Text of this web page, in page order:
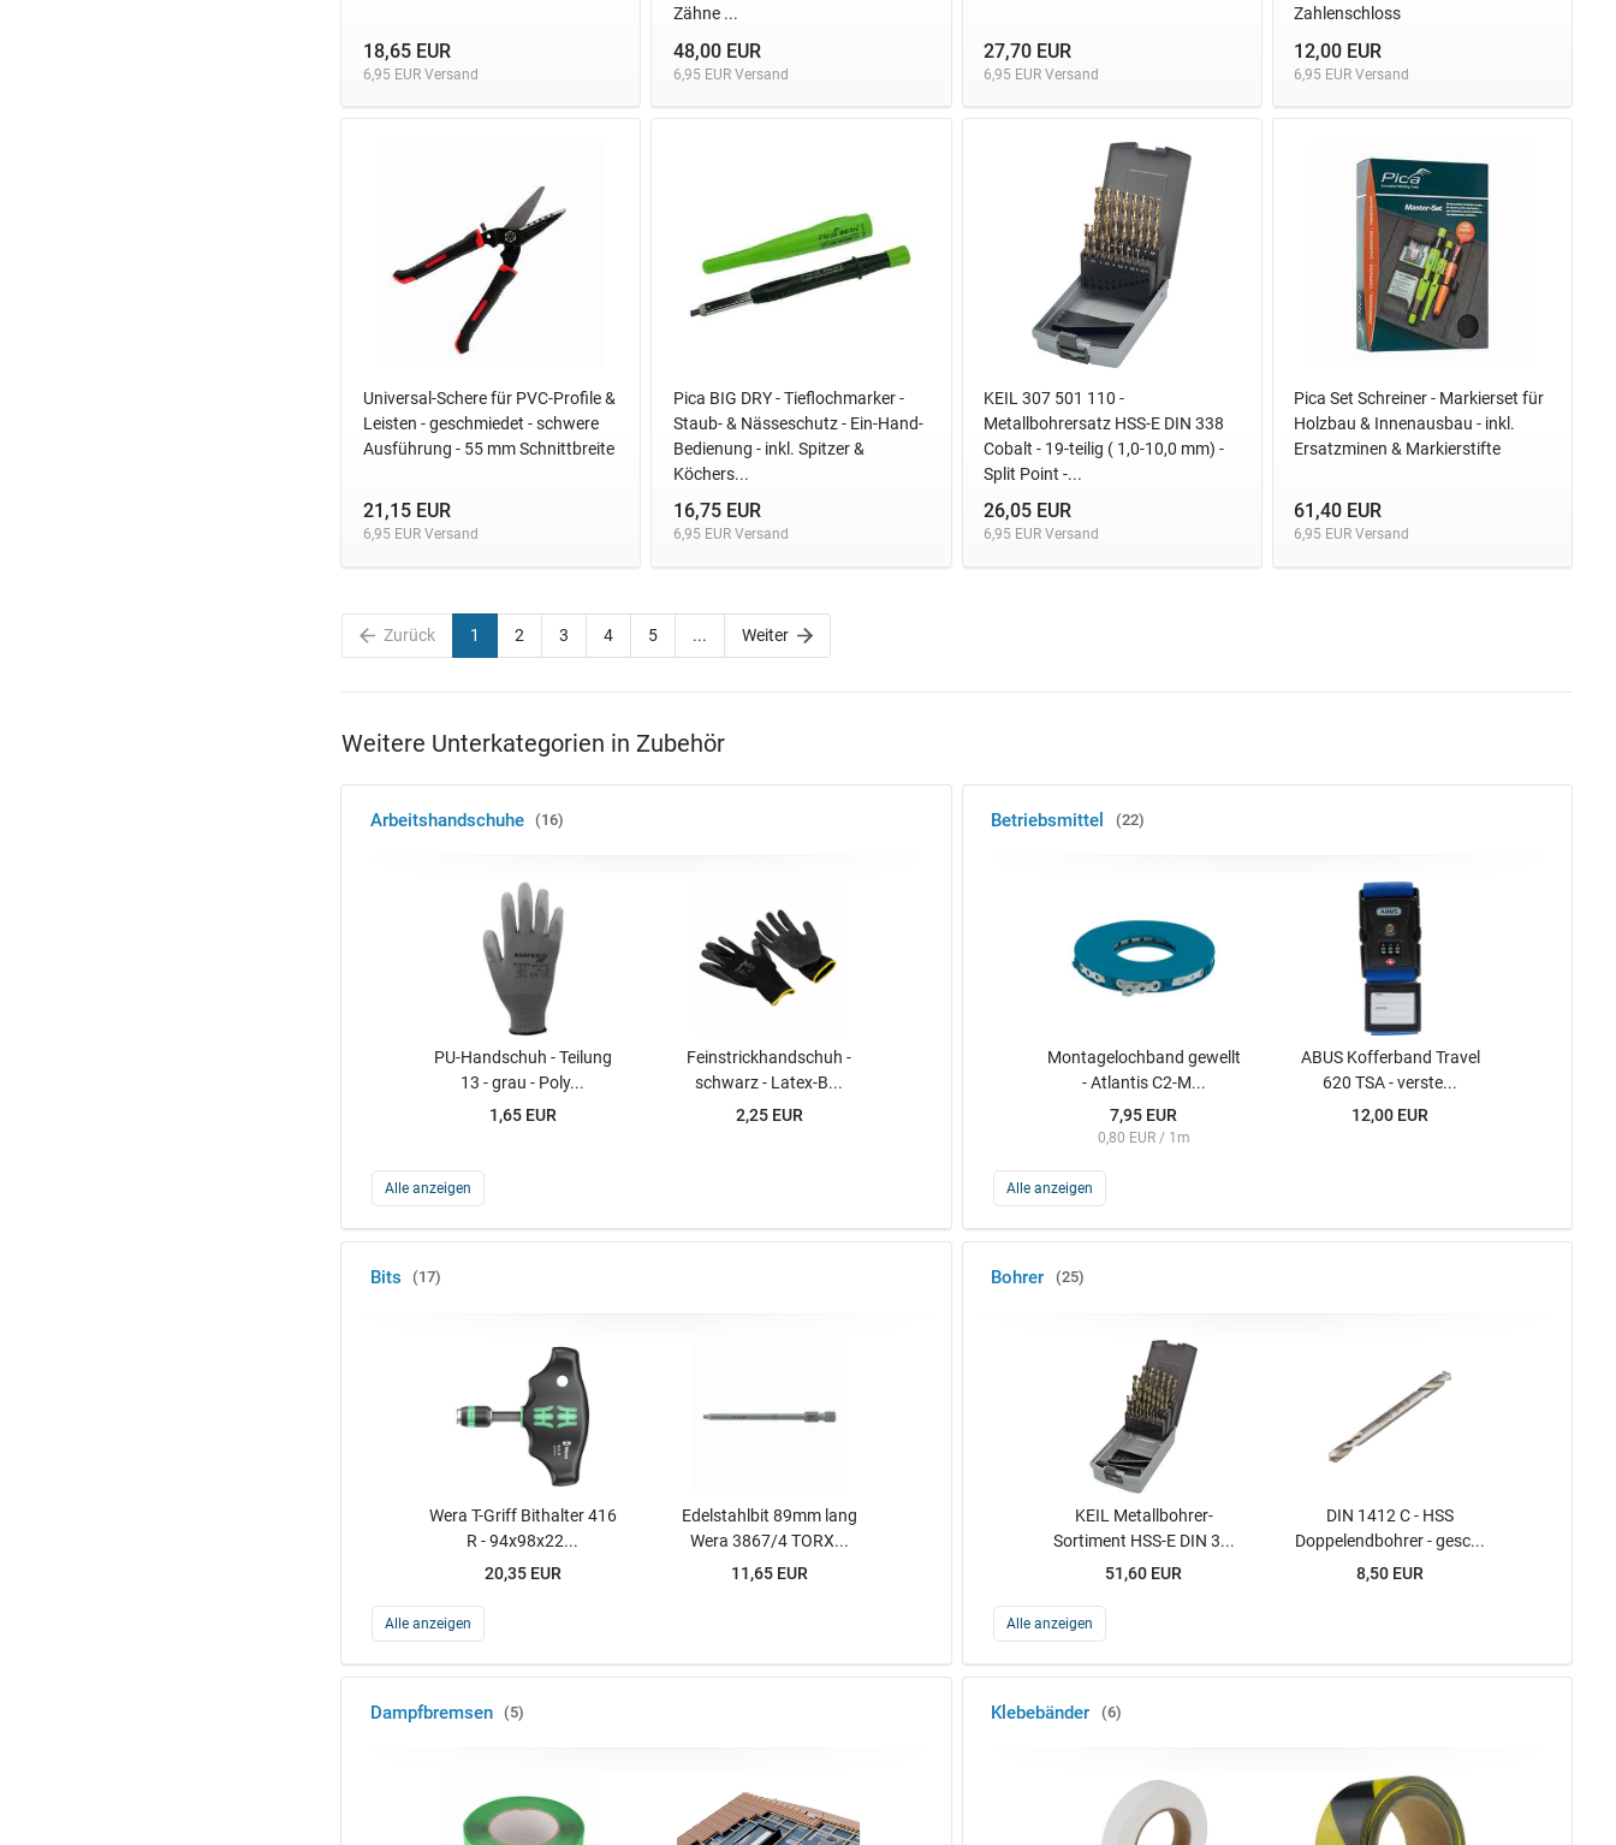
18,65 EUR
6,95 EUR Versand
Zähne ...
48,00 EUR
6,95 EUR Versand
27,70 EUR
6,95 EUR Versand
Zahlenschloss
12,00 EUR
6,95 EUR Versand
Universal-Schere für PVC-Profile &
Leisten - geschmiedet - schwere
Ausführung - 55 mm Schnittbreite
21,15 EUR
6,95 EUR Versand
Pica BIG DRY - Tieflochmarker -
Staub- & Nässeschutz - Ein-Hand-
Bedienung - inkl. Spitzer &
Köchers...
16,75 EUR
6,95 EUR Versand
KEIL 307 501 110 -
Metallbohrersatz HSS-E DIN 338
Cobalt - 19-teilig ( 1,0-10,0 mm) -
Split Point -...
26,05 EUR
6,95 EUR Versand
Pica Set Schreiner - Markierset für
Holzbau & Innenausbau - inkl.
Ersatzminen & Markierstifte
61,40 EUR
6,95 EUR Versand
Zurück 1 2 3 4 5 ... Weiter
Weitere Unterkategorien in Zubehör
Arbeitshandschuhe 16
PU-Handschuh - Teilung
13 - grau - Poly...
1,65 EUR
Feinstrickhandschuh -
schwarz - Latex-B...
2,25 EUR
Alle anzeigen
Betriebsmittel 22
Montagelochband gewellt
- Atlantis C2-M...
7,95 EUR
0,80 EUR / 1m
ABUS Kofferband Travel
620 TSA - verste...
12,00 EUR
Alle anzeigen
Bits 17
Wera T-Griff Bithalter 416
R - 94x98x22...
20,35 EUR
Edelstahlbit 89mm lang
Wera 3867/4 TORX...
11,65 EUR
Alle anzeigen
Bohrer 25
KEIL Metallbohrer-
Sortiment HSS-E DIN 3...
51,60 EUR
DIN 1412 C - HSS
Doppelendbohrer - gesc...
8,50 EUR
Alle anzeigen
Dampfbremsen 5 Klebebänder 6